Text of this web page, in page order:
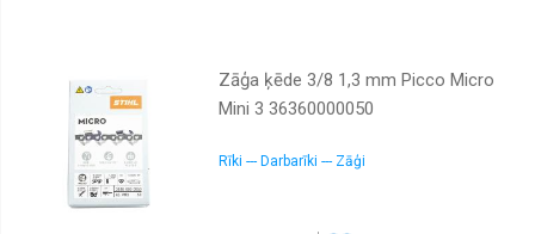
Zāģa ķēde 3/8 1,3 mm Picco Micro
Mini 3 36360000050
Rīki --- Darbarīki --- Zāģi